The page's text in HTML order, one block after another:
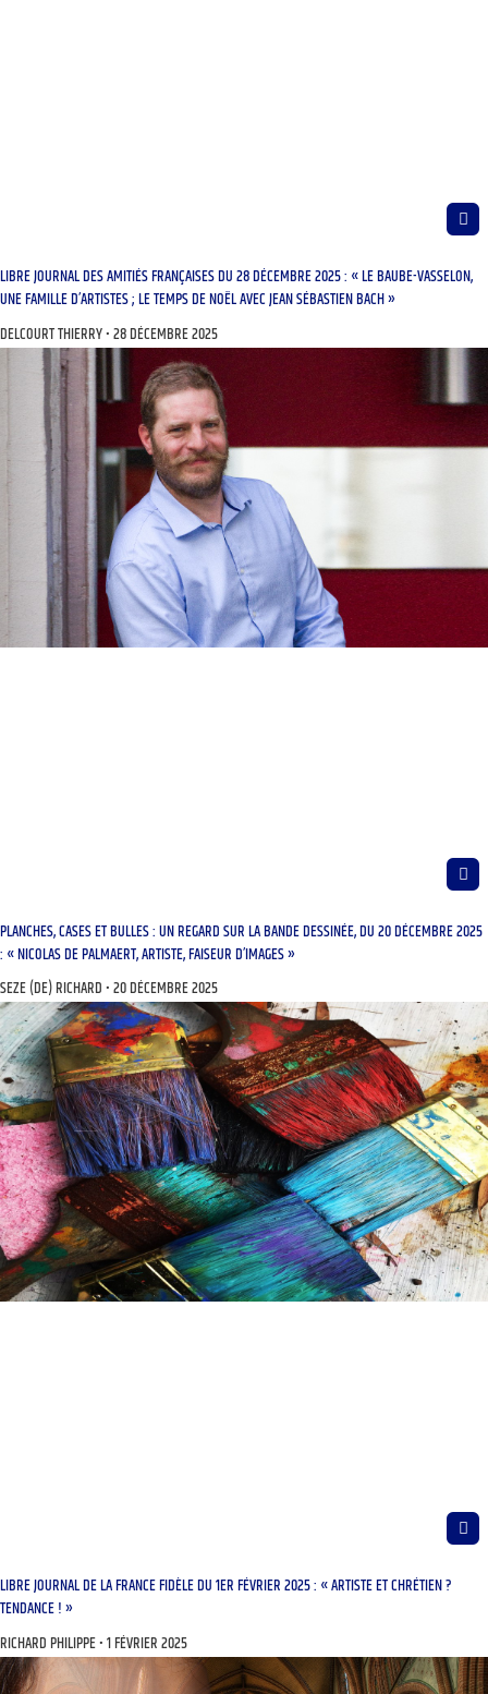
LIBRE JOURNAL DES AMITIÉS FRANÇAISES DU 28 DÉCEMBRE 2025 : « LE BAUBE-VASSELON,
UNE FAMILLE D’ARTISTES ; LE TEMPS DE NOËL AVEC JEAN SÉBASTIEN BACH »
DELCOURT THIERRY 28 DÉCEMBRE 2025
PLANCHES, CASES ET BULLES : UN REGARD SUR LA BANDE DESSINÉE, DU 20 DÉCEMBRE 2025
: « NICOLAS DE PALMAERT, ARTISTE, FAISEUR D’IMAGES »
SEZE (DE) RICHARD 20 DÉCEMBRE 2025
LIBRE JOURNAL DE LA FRANCE FIDÈLE DU 1ER FÉVRIER 2025 : « ARTISTE ET CHRÉTIEN ?
TENDANCE ! »
RICHARD PHILIPPE 1 FÉVRIER 2025